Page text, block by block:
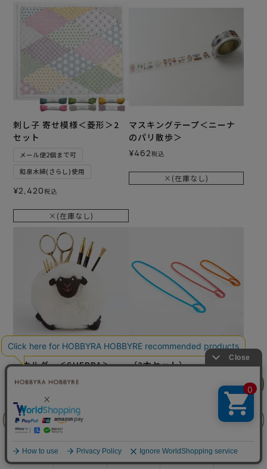
商品を探す 手芸を学ぶ ガイド 店舗情報 ログイン
前に戻る
フェア
刺し子 寄せ模様＜菱形＞2
セット
メール便2個まで可
和泉木綿(さらし)使用
¥2,420税込
×(在庫なし)
マスキングテープ＜ニーナ
のパリ散歩＞
¥462税込
×(在庫なし)
Lantern Moon アクセサリ
ーホルダー＜SHERPA＞
¥6,270税込
×(在庫なし)
KnitPro ステッチホルダー
（3本セット）